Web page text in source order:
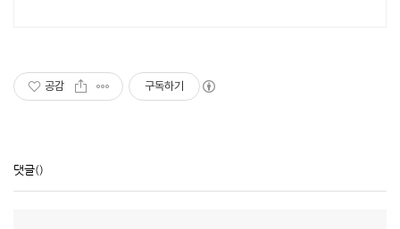
공감 구독하기
댓글()